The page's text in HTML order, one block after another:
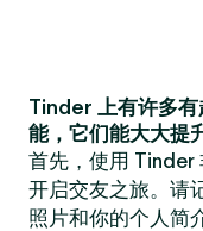
Tinder 上有许多有
能，它们能大大提
首先，使用 Tinder
开启交友之旅。请
照片和你的个人简